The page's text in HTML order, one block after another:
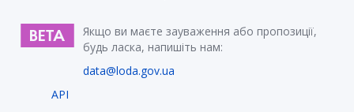
Якщо ви маєте зауваження або пропозиції,
будь ласка, напишіть нам:
data@loda.gov.ua
API